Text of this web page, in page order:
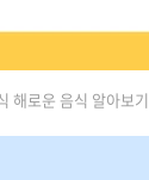
해로운 음식 알아보기